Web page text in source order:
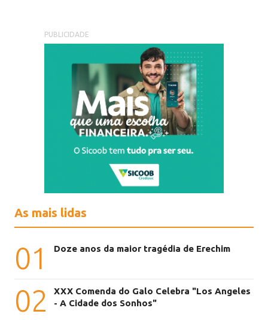
PUBLICIDADE
As mais lidas
01 Doze anos da maior tragédia de Erechim
02
XXX Comenda do Galo Celebra "Los Angeles
- A Cidade dos Sonhos"